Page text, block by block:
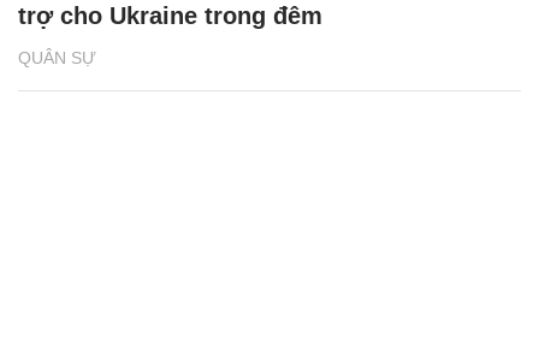
QUÂN SỰ
trợ cho Ukraine trong đêm